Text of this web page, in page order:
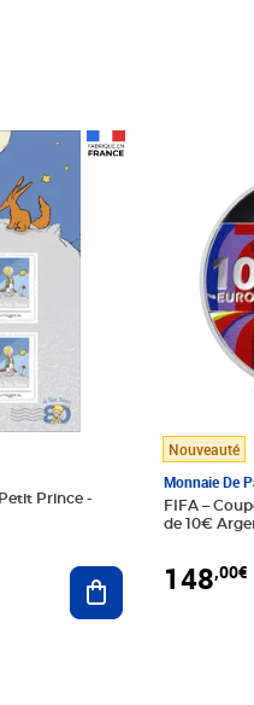
Prince -
Ajouter au panier
Nouveauté
Monnaie De
FIFA –
de 10€
148,00€